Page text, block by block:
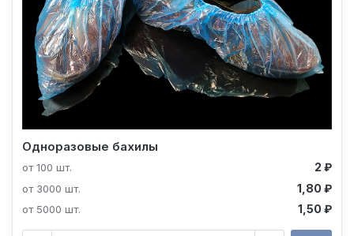
Одноразовые бахилы
от 100 шт. 2 ₽
от 3000 шт. 1,80 ₽
от 5000 шт. 1,50 ₽